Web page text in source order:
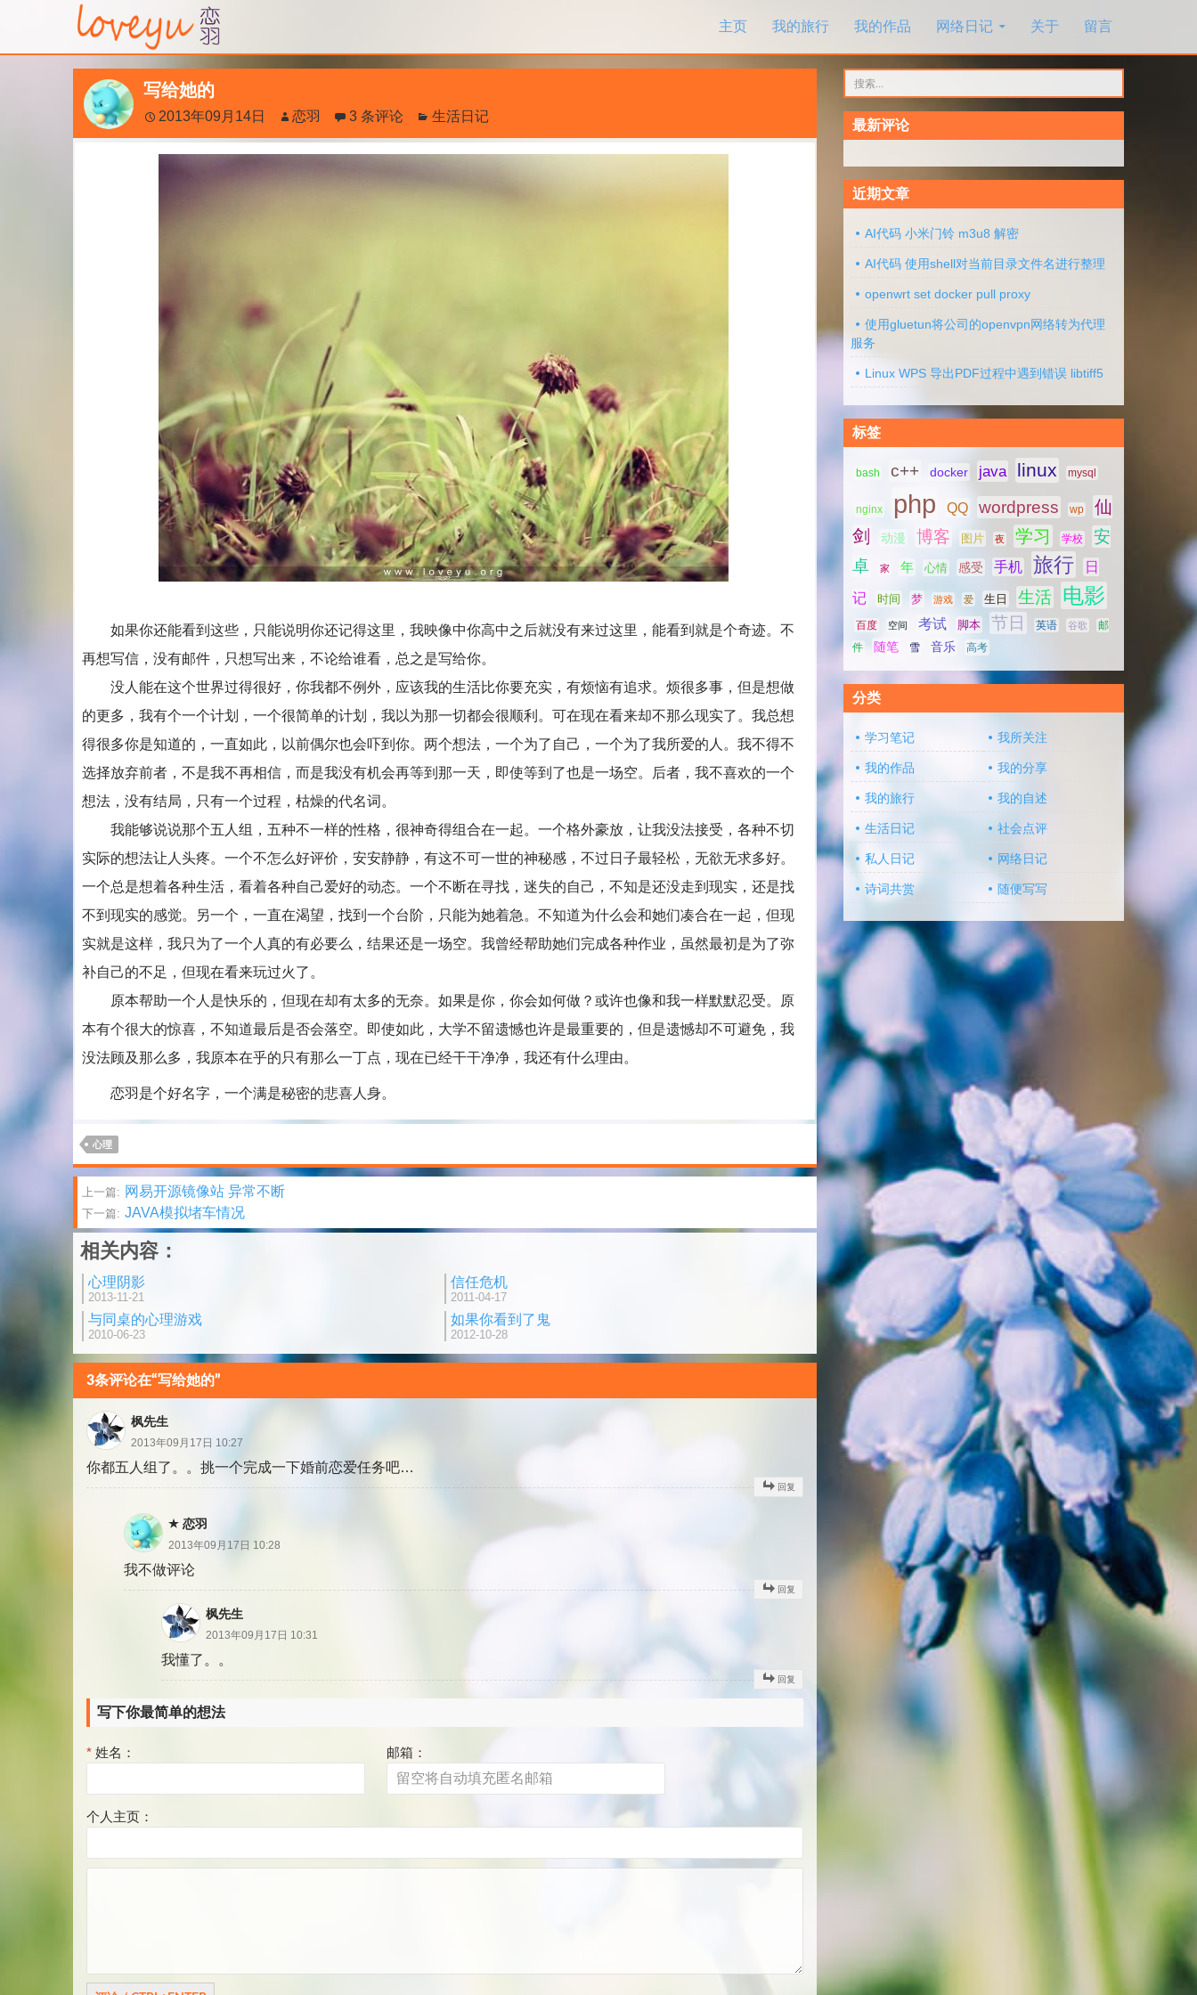
主页
我的旅行 我的作品 网络日记 关于 留言
写给她的
2013年09月14日 恋羽 3 条评论 生活日记
如果你还能看到这些，只能说明你还记得这里，我映像中你高中之后就没有来过这里，能看到就是个奇迹。不
再想写信，没有邮件，只想写出来，不论给谁看，总之是写给你。
没人能在这个世界过得很好，你我都不例外，应该我的生活比你要充实，有烦恼有追求。烦很多事，但是想做
的更多，我有个一个计划，一个很简单的计划，我以为那一切都会很顺利。可在现在看来却不那么现实了。我总想
得很多你是知道的，一直如此，以前偶尔也会吓到你。两个想法，一个为了自己，一个为了我所爱的人。我不得不
选择放弃前者，不是我不再相信，而是我没有机会再等到那一天，即使等到了也是一场空。后者，我不喜欢的一个
想法，没有结局，只有一个过程，枯燥的代名词。
我能够说说那个五人组，五种不一样的性格，很神奇得组合在一起。一个格外豪放，让我没法接受，各种不切
实际的想法让人头疼。一个不怎么好评价，安安静静，有这不可一世的神秘感，不过日子最轻松，无欲无求多好。
一个总是想着各种生活，看着各种自己爱好的动态。一个不断在寻找，迷失的自己，不知是还没走到现实，还是找
不到现实的感觉。另一个，一直在渴望，找到一个台阶，只能为她着急。不知道为什么会和她们凑合在一起，但现
实就是这样，我只为了一个人真的有必要么，结果还是一场空。我曾经帮助她们完成各种作业，虽然最初是为了弥
补自己的不足，但现在看来玩过火了。
原本帮助一个人是快乐的，但现在却有太多的无奈。如果是你，你会如何做？或许也像和我一样默默忍受。原
本有个很大的惊喜，不知道最后是否会落空。即使如此，大学不留遗憾也许是最重要的，但是遗憾却不可避免，我
没法顾及那么多，我原本在乎的只有那么一丁点，现在已经干干净净，我还有什么理由。
恋羽是个好名字，一个满是秘密的悲喜人身。
心理
文
章
分
页
上一篇: 网易开源镜像站 异常不断
下一篇: JAVA模拟堵车情况
相关内容：
心理阴影
2013-11-21
信任危机
2011-04-17
与同桌的心理游戏
2010-06-23
如果你看到了鬼
2012-10-28
3条评论在“写给她的”
枫先生
2013年09月17日 10:27
你都五人组了。。挑一个完成一下婚前恋爱任务吧…
回复
恋羽
2013年09月17日 10:28
我不做评论
回复
枫先生
2013年09月17日 10:31
我懂了。。
回复
写下你最简单的想法
* 姓名： 邮箱：
个人主页：
索：
最新评论
近期文章
AI代码 小米门铃 m3u8 解密
AI代码 使用shell对当前目录文件名进行整理
openwrt set docker pull proxy
使用gluetun将公司的openvpn网络转为代理
服务
Linux WPS 导出PDF过程中遇到错误 libtiff5
标签
bash c++ docker java linux mysql
nginx php QQ wordpress wp
仙
剑
动漫 博客 图片 夜 学习 学校
安
卓
家 年 心情 感受 手机 旅行 日
记 时间 梦 游戏 爱 生日 生活 电影
百度 空间 考试 脚本 节日 英语 谷歌 邮
件 随笔 雪 音乐 高考
分类
学习笔记 我所关注
我的作品 我的分享
我的旅行 我的自述
生活日记 社会点评
私人日记 网络日记
诗词共赏 随便写写